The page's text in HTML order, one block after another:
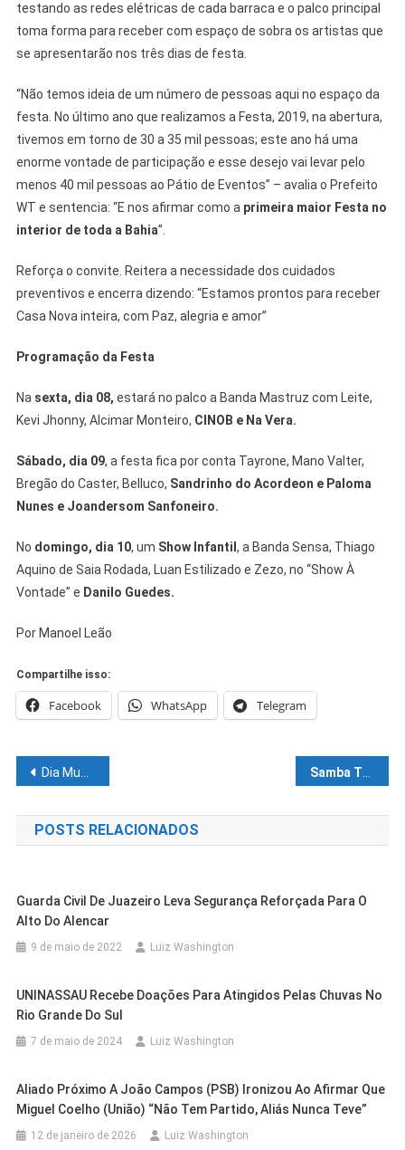
testando as redes elétricas de cada barraca e o palco principal
toma forma para receber com espaço de sobra os artistas que
se apresentarão nos três dias de festa.
“Não temos ideia de um número de pessoas aqui no espaço da
festa. No último ano que realizamos a Festa, 2019, na abertura,
tivemos em torno de 30 a 35 mil pessoas; este ano há uma
enorme vontade de participação e esse desejo vai levar pelo
menos 40 mil pessoas ao Pátio de Eventos” – avalia o Prefeito
WT e sentencia: “E nos afirmar como a primeira maior Festa no
interior de toda a Bahia”.
Reforça o convite. Reitera a necessidade dos cuidados
preventivos e encerra dizendo: “Estamos prontos para receber
Casa Nova inteira, com Paz, alegria e amor”
Programação da Festa
Na sexta, dia 08, estará no palco a Banda Mastruz com Leite,
Kevi Jhonny, Alcimar Monteiro, CINOB e Na Vera.
Sábado, dia 09, a festa fica por conta Tayrone, Mano Valter,
Bregão do Caster, Belluco, Sandrinho do Acordeon e Paloma
Nunes e Joandersom Sanfoneiro.
No domingo, dia 10, um Show Infantil , a Banda Sensa, Thiago
Aquino de Saia Rodada, Luan Estilizado e Zezo, no “Show À
Vontade” e Danilo Guedes.
Por Manoel Leão
Compartilhe isso:
Facebook WhatsApp Telegram
Navegação
de
Post
Dia Mundial do Chocolate: saiba como consumir o doce de forma saudável Samba Trator inicia o segundo semestre do ano com maratona de shows
POSTS RELACIONADOS
Guarda Civil De Juazeiro Leva Segurança Reforçada Para O
Alto Do Alencar
9 de maio de 2022 Luiz Washington
UNINASSAU Recebe Doações Para Atingidos Pelas Chuvas No
Rio Grande Do Sul
7 de maio de 2024 Luiz Washington
Aliado Próximo A João Campos (PSB) Ironizou Ao Afirmar Que
Miguel Coelho (União) “não Tem Partido, Aliás Nunca Teve”
12 de janeiro de 2026 Luiz Washington
Cidades
Programa Farmácia Em Todo Lugar
Casa Nova Cidades
Prefeitura De Casa Nova Promove
Cidades Petrolina